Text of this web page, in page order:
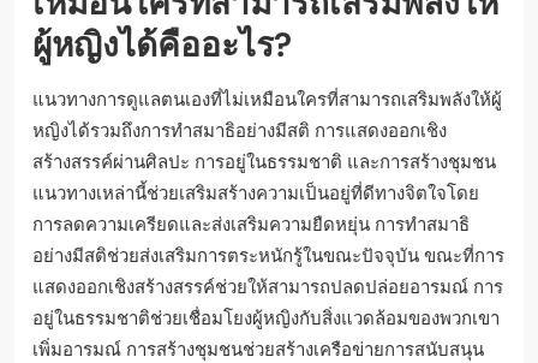
ผู้หญิงได้คืออะไร?
แนวทางการดูแลตนเองที่ไม่เหมือนใครที่สามารถเสริมพลังให้ผู้
หญิงได้รวมถึงการทำสมาธิอย่างมีสติ การแสดงออกเชิง
สร้างสรรค์ผ่านศิลปะ การอยู่ในธรรมชาติ และการสร้างชุมชน
แนวทางเหล่านี้ช่วยเสริมสร้างความเป็นอยู่ที่ดีทางจิตใจโดย
การลดความเครียดและส่งเสริมความยืดหยุ่น การทำสมาธิ
อย่างมีสติช่วยส่งเสริมการตระหนักรู้ในขณะปัจจุบัน ขณะที่การ
แสดงออกเชิงสร้างสรรค์ช่วยให้สามารถปลดปล่อยอารมณ์ การ
อยู่ในธรรมชาติช่วยเชื่อมโยงผู้หญิงกับสิ่งแวดล้อมของพวกเขา
เพิ่มอารมณ์ การสร้างชุมชนช่วยสร้างเครือข่ายการสนับสนุน